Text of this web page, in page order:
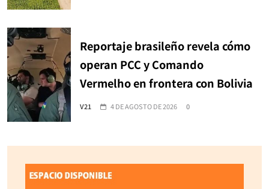
Reportaje brasileño revela cómo
operan PCC y Comando
Vermelho en frontera con Bolivia
V21 4 DE AGOSTO DE 2026 0